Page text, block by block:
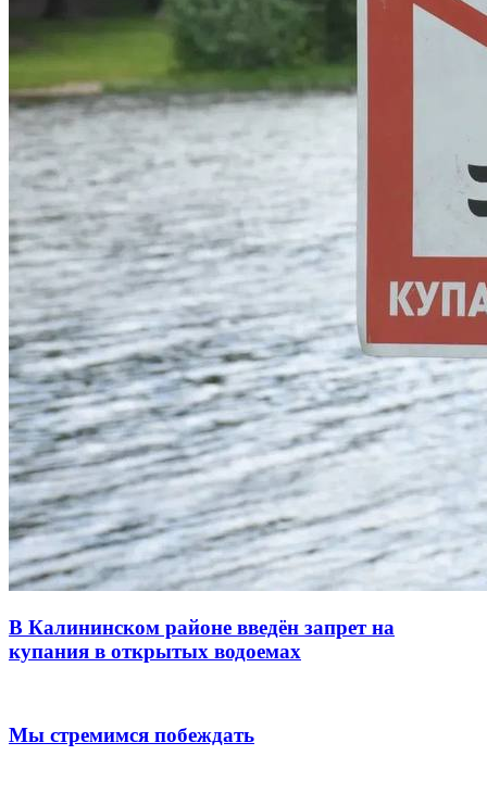
В Калининском районе введён запрет на
купания в открытых водоемах
Мы стремимся побеждать